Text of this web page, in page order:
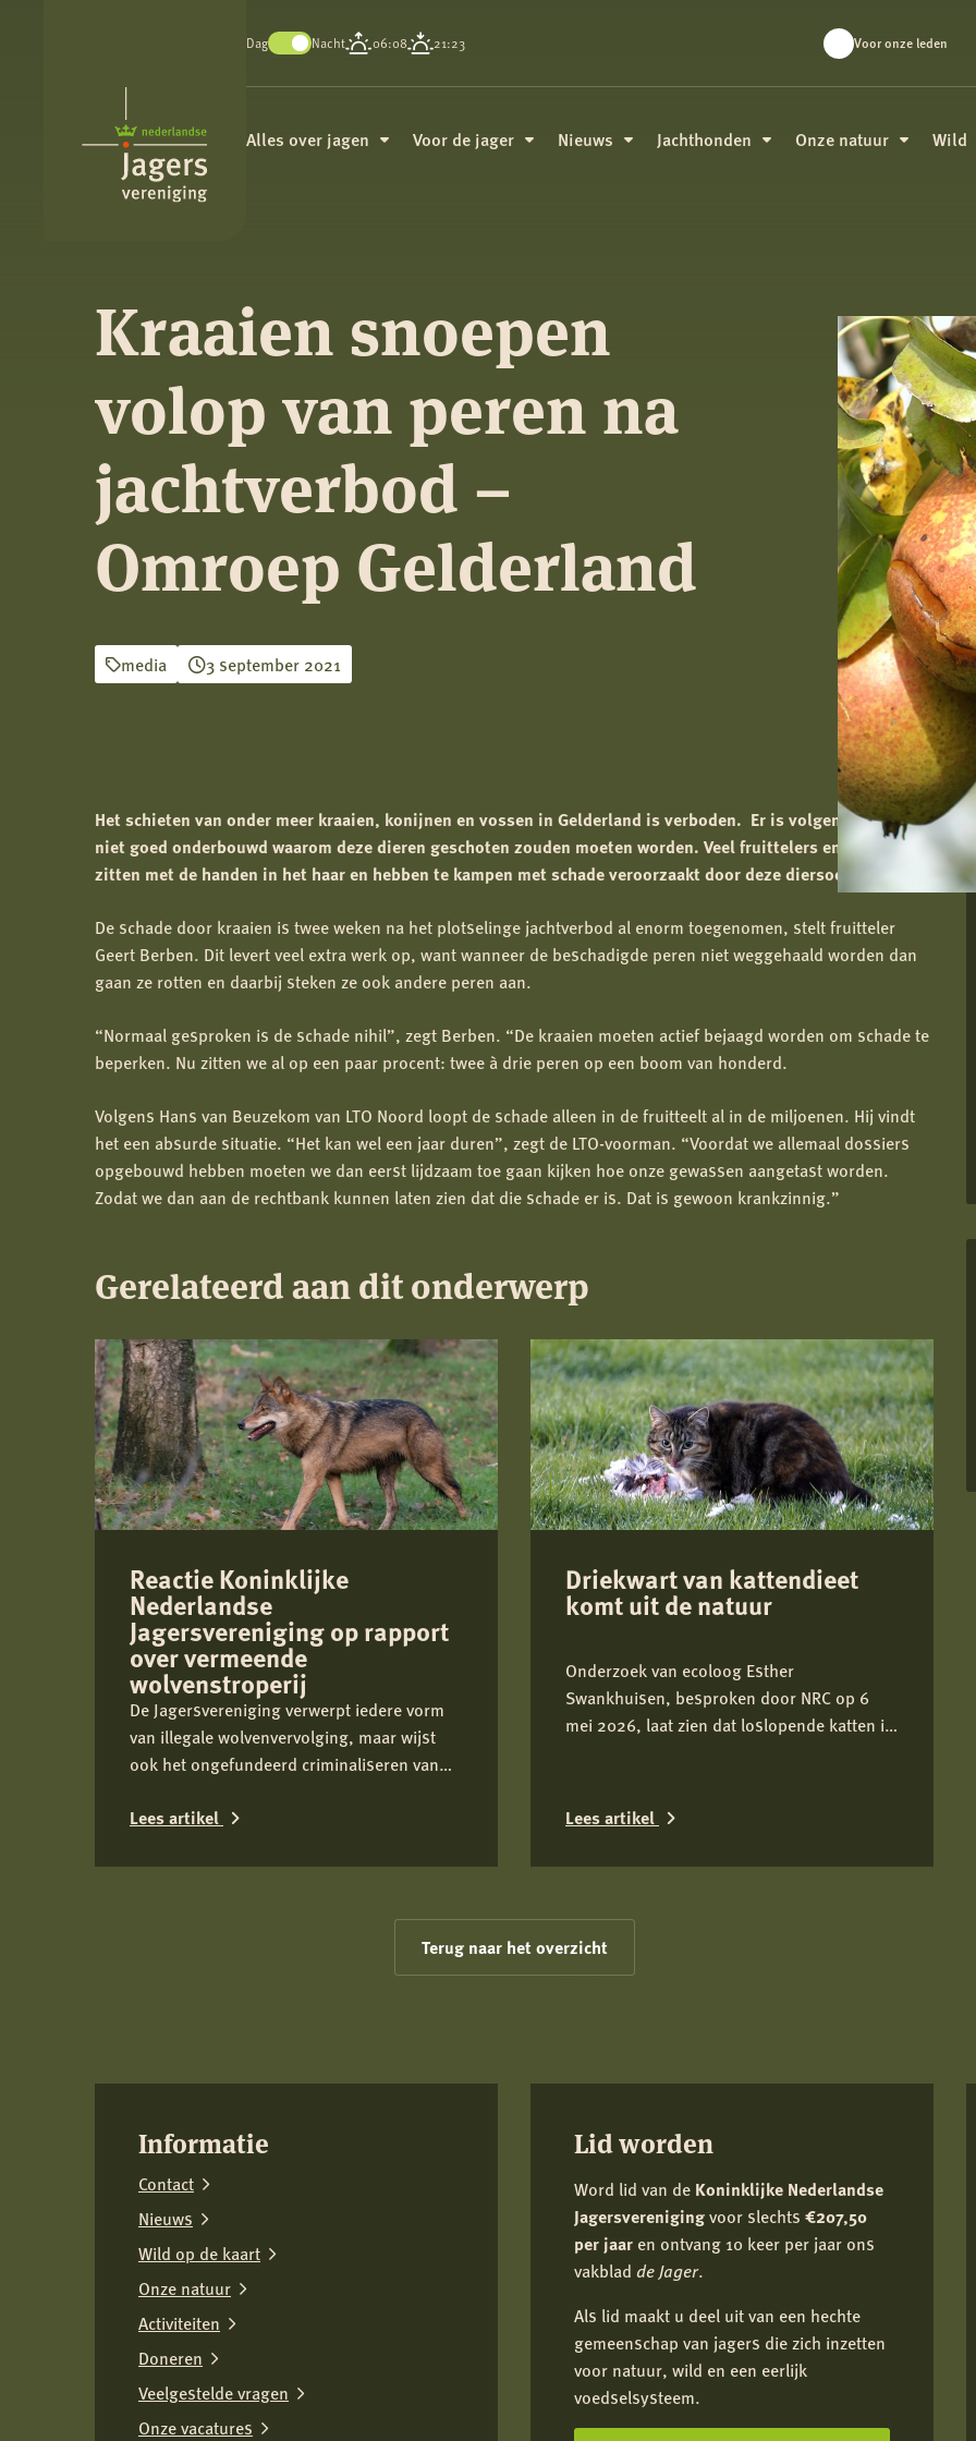
Nederlandse
Jagersvereniging
Dag Nacht 06:08 21:23 Voor onze leden
Alles over jagen Voor de jager Nieuws Jachthonden Onze natuur Wild
Kraaien snoepen
volop van peren na
jachtverbod –
Omroep Gelderland
media 3 september 2021
Het schieten van onder meer kraaien, konijnen en vossen in Gelderland is verboden. Er is volgens de rechter
niet goed onderbouwd waarom deze dieren geschoten zouden moeten worden. Veel fruittelers en agrariërs
zitten met de handen in het haar en hebben te kampen met schade veroorzaakt door deze diersoorten.
De schade door kraaien is twee weken na het plotselinge jachtverbod al enorm toegenomen, stelt fruitteler
Geert Berben. Dit levert veel extra werk op, want wanneer de beschadigde peren niet weggehaald worden dan
gaan ze rotten en daarbij steken ze ook andere peren aan.
“Normaal gesproken is de schade nihil”, zegt Berben. “De kraaien moeten actief bejaagd worden om schade te
beperken. Nu zitten we al op een paar procent: twee à drie peren op een boom van honderd.
Volgens Hans van Beuzekom van LTO Noord loopt de schade alleen in de fruitteelt al in de miljoenen. Hij vindt
het een absurde situatie. “Het kan wel een jaar duren”, zegt de LTO-voorman. “Voordat we allemaal dossiers
opgebouwd hebben moeten we dan eerst lijdzaam toe gaan kijken hoe onze gewassen aangetast worden.
Zodat we dan aan de rechtbank kunnen laten zien dat die schade er is. Dat is gewoon krankzinnig.”
Gerelateerd aan dit onderwerp
Reactie Koninklijke
Nederlandse
Jagersvereniging op rapport
over vermeende
wolvenstroperij
De Jagersvereniging verwerpt iedere vorm
van illegale wolvenvervolging, maar wijst
ook het ongefundeerd criminaliseren van
Lees artikel
vermeende
wolvenstroperij
Driekwart van kattendieet
komt uit de natuur
Onderzoek van ecoloog Esther
Swankhuisen, besproken door NRC op 6
mei 2026, laat zien dat loslopende katten in
onderdeel zijn van het predatiedebat. Voor
kwetsbare soorten zoals de grutto vormen
katten niet alleen een risico door directe
nesten en kuikens.
Lees artikel
over
Driekwart
natuur
Terug naar het overzicht
Informatie
Contact
Nieuws
Wild op de kaart
Onze natuur
Activiteiten
Doneren
Veelgestelde vragen
Onze vacatures
Lid worden
Word lid van de Koninklijke Nederlandse
Jagersverenigingvoor slechts €207,50
per jaaren ontvang 10 keer per jaar ons
vakblad de Jager.
Als lid maakt u deel uit van een hechte
gemeenschap van jagers die zich inzetten
voor natuur, wild en een eerlijk
voedselsysteem.